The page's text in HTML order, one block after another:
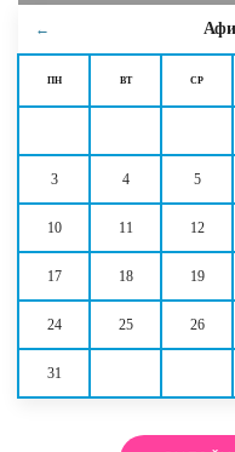
←
ПН ВТ СР
3 4 5
10 11 12
17 18 19
24 25 26
31